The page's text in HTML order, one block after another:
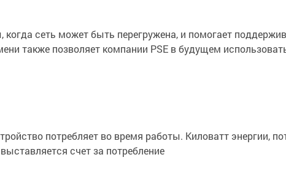
сеть может быть перегружена, и помогает
также позволяет компании PSE в будущем
потребляет во время работы. Киловатт энергии,
счет за потребление